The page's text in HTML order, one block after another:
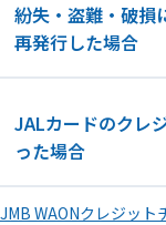
紛失・盗難・破損
再発行した場合
JALカードのクレ
った場合
JMB WAONクレジッ